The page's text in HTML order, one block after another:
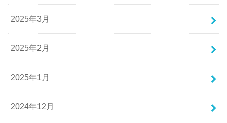
2025年3月
2025年2月
2025年1月
2024年12月